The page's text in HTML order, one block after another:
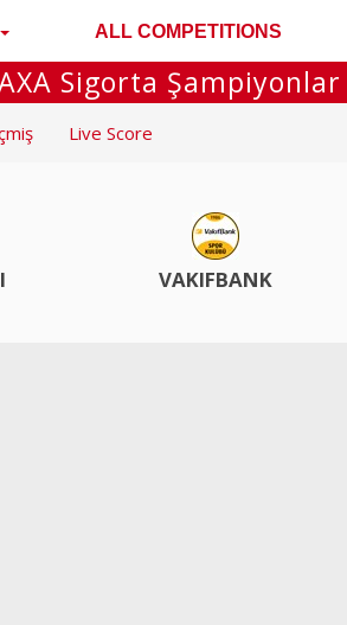
ALL COMPETITIONS
Sigorta Şampiyonlar
Live Score
VAKIFBANK